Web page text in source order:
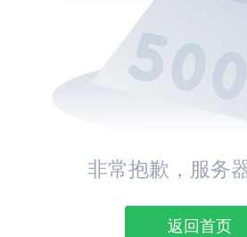
非常抱歉，服务
返回首页